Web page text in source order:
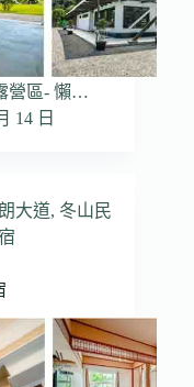
營區- 懶…
14 日
大道, 冬山民